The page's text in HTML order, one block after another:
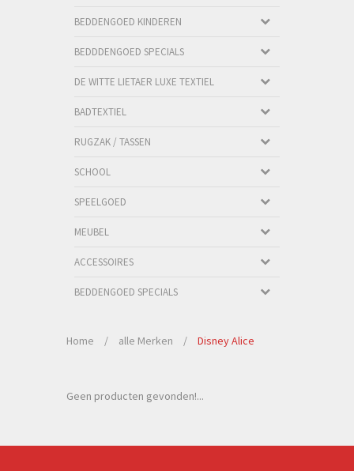
BEDDENGOED KINDEREN
BEDDDENGOED SPECIALS
DE WITTE LIETAER LUXE TEXTIEL
BADTEXTIEL
RUGZAK / TASSEN
SCHOOL
SPEELGOED
MEUBEL
ACCESSOIRES
BEDDENGOED SPECIALS
Home / alle Merken / Disney Alice
Geen producten gevonden!...